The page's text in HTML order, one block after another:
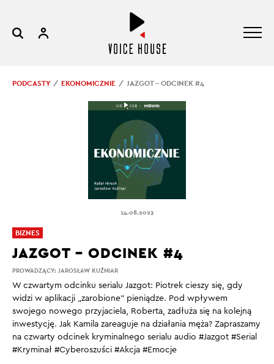
PODCASTY EKONOMICZNIE JAZGOT – ODCINEK #4
14.08.2023
PROWADZĄCY: JAROSŁAW KUŹNIAR
JAZGOT – ODCINEK #4
W czwartym odcinku serialu Jazgot: Piotrek cieszy się, gdy
widzi w aplikacji „zarobione” pieniądze. Pod wpływem
swojego nowego przyjaciela, Roberta, zadłuża się na kolejną
inwestycję. Jak Kamila zareaguje na działania męża? Zapraszamy
na czwarty odcinek kryminalnego serialu audio #Jazgot #Serial
#Kryminał #Cyberoszuści #Akcja #Emocje
BIZNES